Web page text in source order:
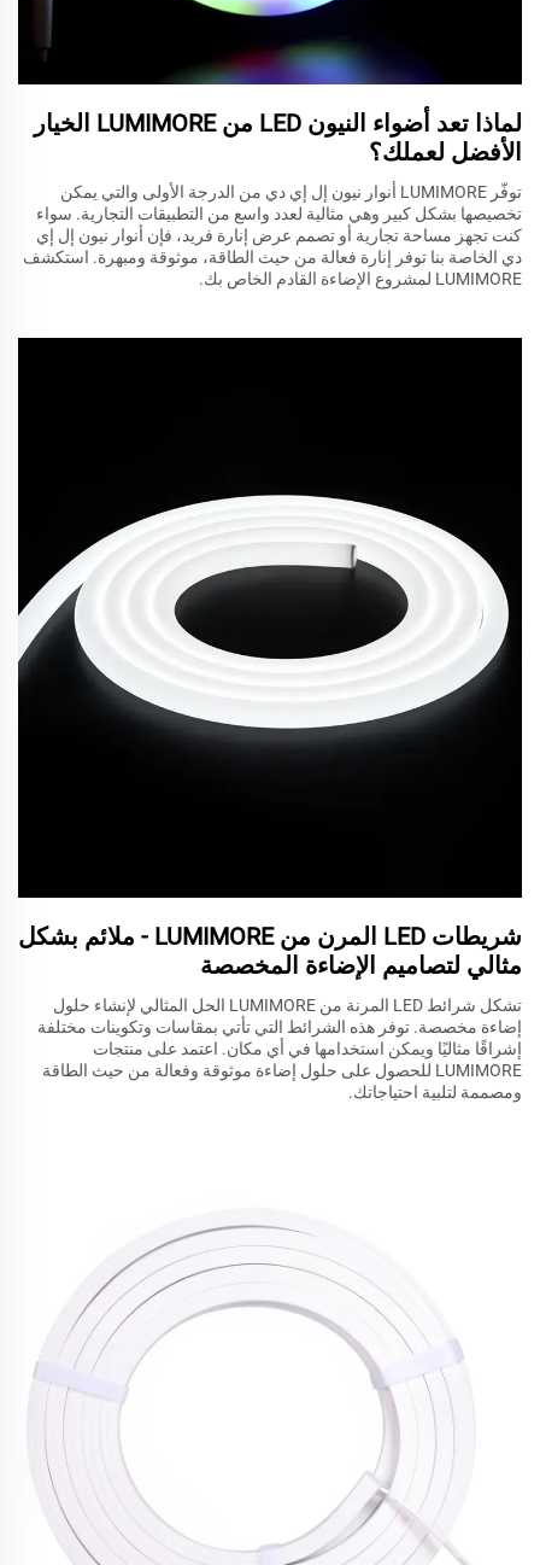
لماذا تعد أضواء النيون LED من LUMIMORE الخيار
الأفضل لعملك؟
توفّر LUMIMORE أنوار نيون إل إي دي من الدرجة الأولى والتي يمكن
تخصيصها بشكل كبير وهي مثالية لعدد واسع من التطبيقات التجارية. سواء
كنت تجهز مساحة تجارية أو تصمم عرض إنارة فريد، فإن أنوار نيون إل إي
دي الخاصة بنا توفر إنارة فعالة من حيث الطاقة، موثوقة ومبهرة. استكشف
LUMIMORE لمشروع الإضاءة القادم الخاص بك.
شريطات LED المرن من LUMIMORE - ملائم بشكل
مثالي لتصاميم الإضاءة المخصصة
تشكل شرائط LED المرنة من LUMIMORE الحل المثالي لإنشاء حلول
إضاءة مخصصة. توفر هذه الشرائط التي تأتي بمقاسات وتكوينات مختلفة
إشراقًا مثاليًا ويمكن استخدامها في أي مكان. اعتمد على منتجات
LUMIMORE للحصول على حلول إضاءة موثوقة وفعالة من حيث الطاقة
ومصممة لتلبية احتياجاتك.